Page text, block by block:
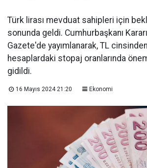
Türk lirası mevduat sahipleri için
sonunda geldi. Cumhurbaşkanı
Gazete'de yayımlanarak, TL
hesaplardaki stopaj oranlarında
gidildi.
16 Mayıs 2024 21:20 Ekonomi